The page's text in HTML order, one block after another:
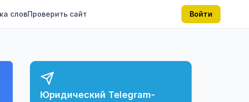
словПроверить сайт Войти
Юридический Telegram-